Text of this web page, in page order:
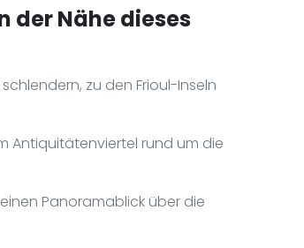
der Nähe dieses
zu den Frioul-Inseln
Antiquitätenviertel rund um die
Panoramablick über die